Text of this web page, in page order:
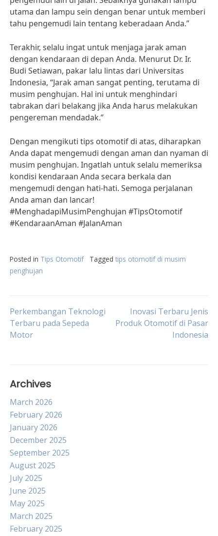
utama dan lampu sein dengan benar untuk memberi
tahu pengemudi lain tentang keberadaan Anda.”
Terakhir, selalu ingat untuk menjaga jarak aman
dengan kendaraan di depan Anda. Menurut Dr. Ir.
Budi Setiawan, pakar lalu lintas dari Universitas
Indonesia, “Jarak aman sangat penting, terutama di
musim penghujan. Hal ini untuk menghindari
tabrakan dari belakang jika Anda harus melakukan
pengereman mendadak.”
Dengan mengikuti tips otomotif di atas, diharapkan
Anda dapat mengemudi dengan aman dan nyaman di
musim penghujan. Ingatlah untuk selalu memeriksa
kondisi kendaraan Anda secara berkala dan
mengemudi dengan hati-hati. Semoga perjalanan
Anda aman dan lancar!
#MenghadapiMusimPenghujan #TipsOtomotif
#KendaraanAman #JalanAman
Posted in Tips Otomotif Tagged tips otomotif di musim
penghujan
Post
navigation
Perkembangan Teknologi
Terbaru pada Sepeda
Motor
Inovasi Terbaru Jenis
Produk Otomotif di Pasar
Indonesia
Archives
March 2026
February 2026
January 2026
December 2025
September 2025
August 2025
July 2025
June 2025
May 2025
March 2025
February 2025